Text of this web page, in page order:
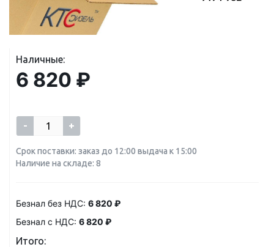
Наличные:
6 820 ₽
- +
Срок поставки: заказ до 12:00 выдача к 15:00
Наличие на складе: 8
Безнал без НДС: 6 820 ₽
Безнал с НДС: 6 820 ₽
Итого: